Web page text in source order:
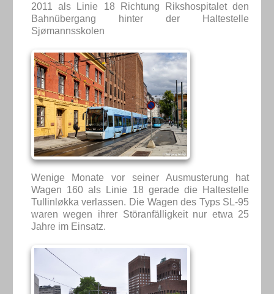
2011 als Linie 18 Richtung Rikshospitalet den
Bahnübergang hinter der Haltestelle
Sjømannsskolen
Wenige Monate vor seiner Ausmusterung hat
Wagen 160 als Linie 18 gerade die Haltestelle
Tullinløkka verlassen. Die Wagen des Typs SL-95
waren wegen ihrer Störanfälligkeit nur etwa 25
Jahre im Einsatz.